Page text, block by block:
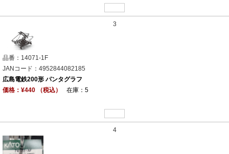
3
品番：14071-1F
JANコード：4952844082185
広島電鉄200形 パンタグラフ
価格：¥440 （税込）
在庫：5
4